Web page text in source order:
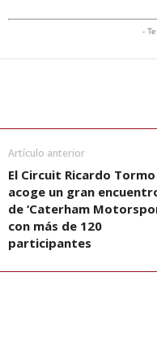
-
Artículo anterior
El Circuit Ricardo Tormo
acoge un gran
de ‘Caterham
con más de 120
participantes